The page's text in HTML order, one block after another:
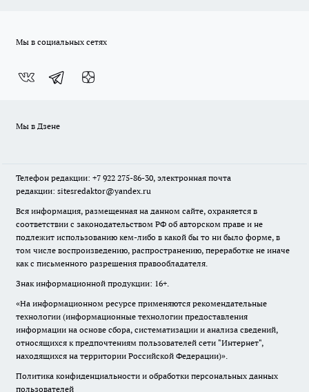
Мы в социальных сетях
Мы в Дзене
Телефон редакции: +7 922 275-86-30, электронная почта
редакции: sitesredaktor@yandex.ru
Вся информация, размещенная на данном сайте, охраняется в
соответствии с законодательством РФ об авторском праве и не
подлежит использованию кем-либо в какой бы то ни было форме, в
том числе воспроизведению, распространению, переработке не иначе
как с письменного разрешения правообладателя.
Знак информационной продукции: 16+.
«На информационном ресурсе применяются рекомендательные
технологии (информационные технологии предоставления
информации на основе сбора, систематизации и анализа сведений,
относящихся к предпочтениям пользователей сети "Интернет",
находящихся на территории Российской Федерации)».
Политика конфиденциальности и обработки персональных данных
пользователей